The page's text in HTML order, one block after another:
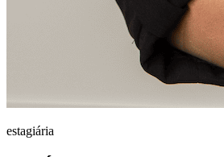
estagiária